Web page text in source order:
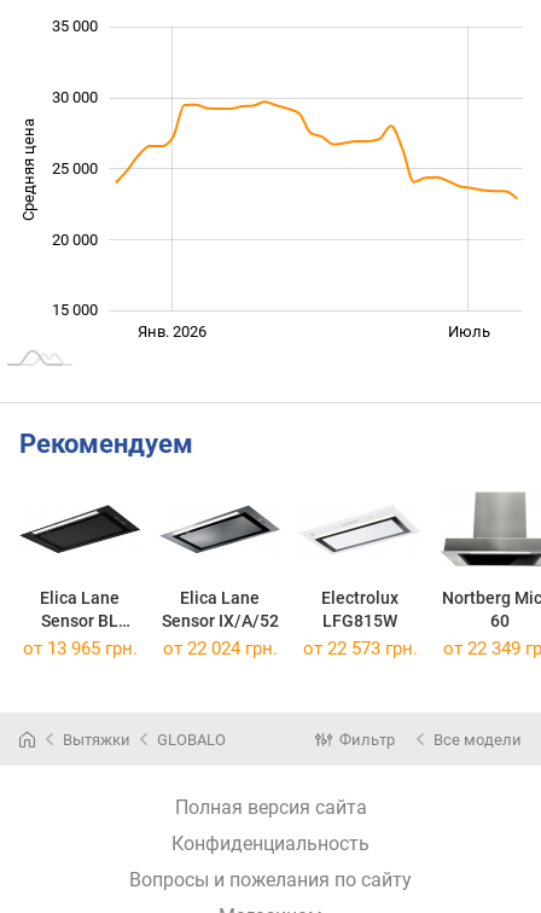
Средняя цена 18 000
20 000
35 000
30 000
25 000
15 000
Янв. 2026
Янв. 2027 Июль
Рекомендуем
Elica Lane
Sensor BL
MAT/A/52
Elica Lane
Sensor IX/A/52
Electrolux
LFG815W
Nortberg
60
от 13 965 грн. от 22 024 грн. от 22 573 грн. от 22 349
Вытяжки GLOBALO Фильтр Все модели
Полная версия сайта
Конфиденциальность
Вопросы и пожелания по сайту